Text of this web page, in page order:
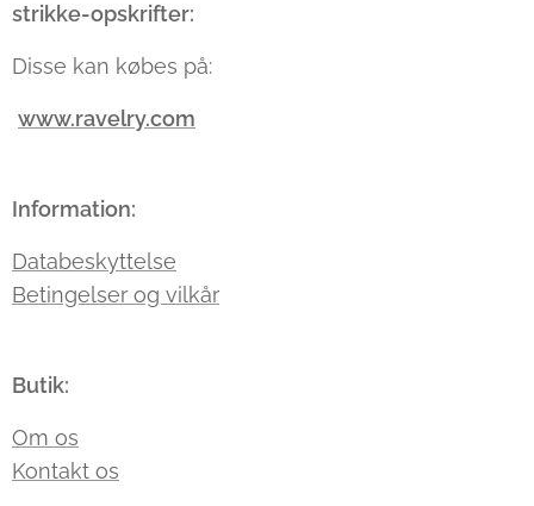
strikke-opskrifter:
Disse kan købes på:
www.ravelry.com
Information:
Databeskyttelse
Betingelser og vilkår
Butik:
Om os
Kontakt os